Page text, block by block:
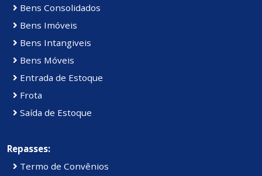
Bens Consolidados
Bens Imóveis
Bens Intangiveis
Bens Móveis
Entrada de Estoque
Frota
Saída de Estoque
Repasses:
Termo de Convênios